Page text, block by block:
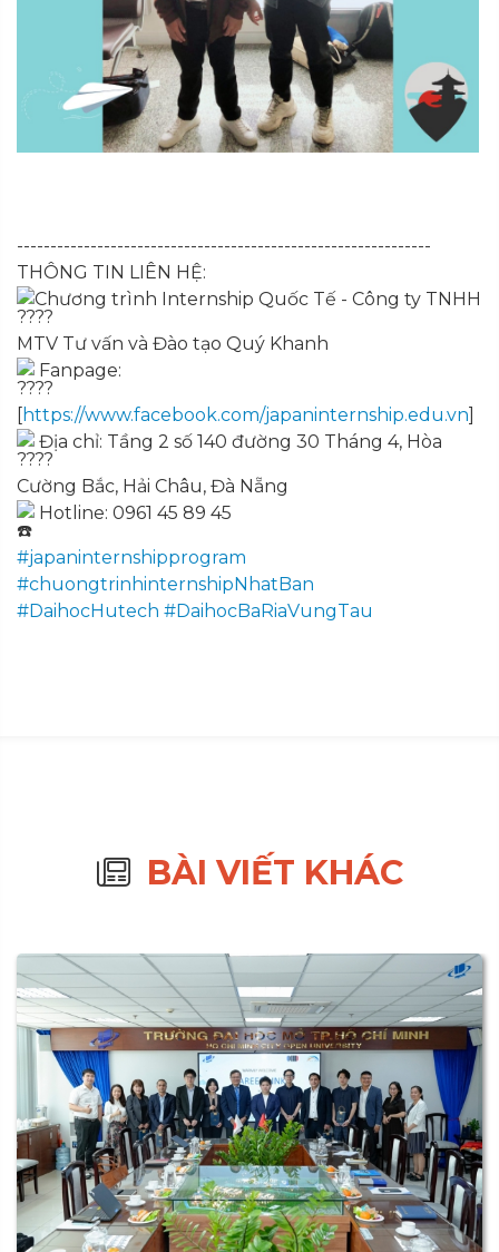
--------------------------------------------------------------
THÔNG TIN LIÊN HỆ:
Chương trình Internship Quốc Tế - Công ty TNHH
MTV Tư vấn và Đào tạo Quý Khanh
Fanpage:
[https://www.facebook.com/japaninternship.edu.vn]
Địa chỉ: Tầng 2 số 140 đường 30 Tháng 4, Hòa
Cường Bắc, Hải Châu, Đà Nẵng
Hotline: 0961 45 89 45
#japaninternshipprogram
#chuongtrinhinternshipNhatBan
#DaihocHutech #DaihocBaRiaVungTau
BÀI VIẾT KHÁC